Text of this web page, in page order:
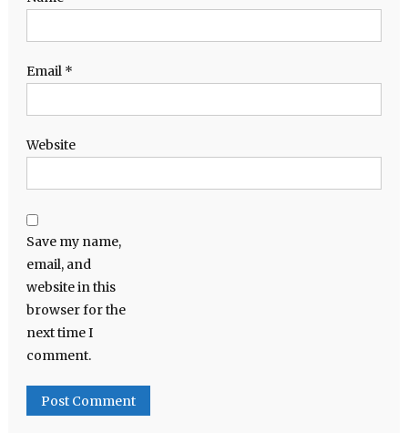
Email *
Website
Save my name,
email, and
website in this
browser for the
next time I
comment.